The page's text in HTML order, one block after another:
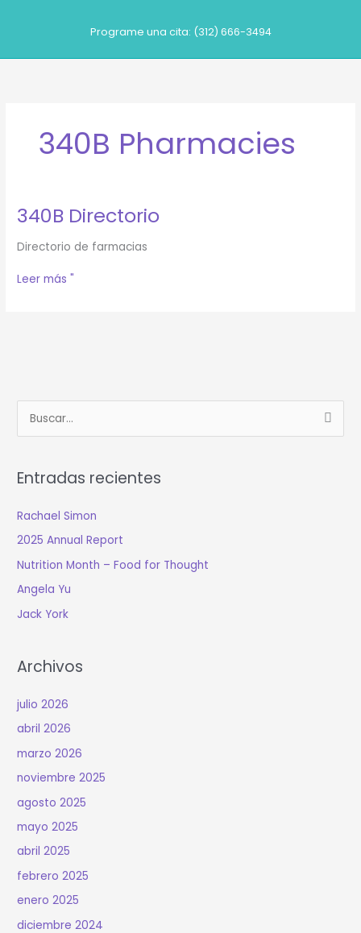
Programe una cita: (312) 666-3494
340B Pharmacies
340B Directorio
Directorio de farmacias
340B
Leer más "
c
r
:
Entradas recientes
Rachael Simon
2025 Annual Report
Nutrition Month – Food for Thought
Angela Yu
Jack York
Archivos
julio 2026
abril 2026
marzo 2026
noviembre 2025
agosto 2025
mayo 2025
abril 2025
febrero 2025
enero 2025
diciembre 2024